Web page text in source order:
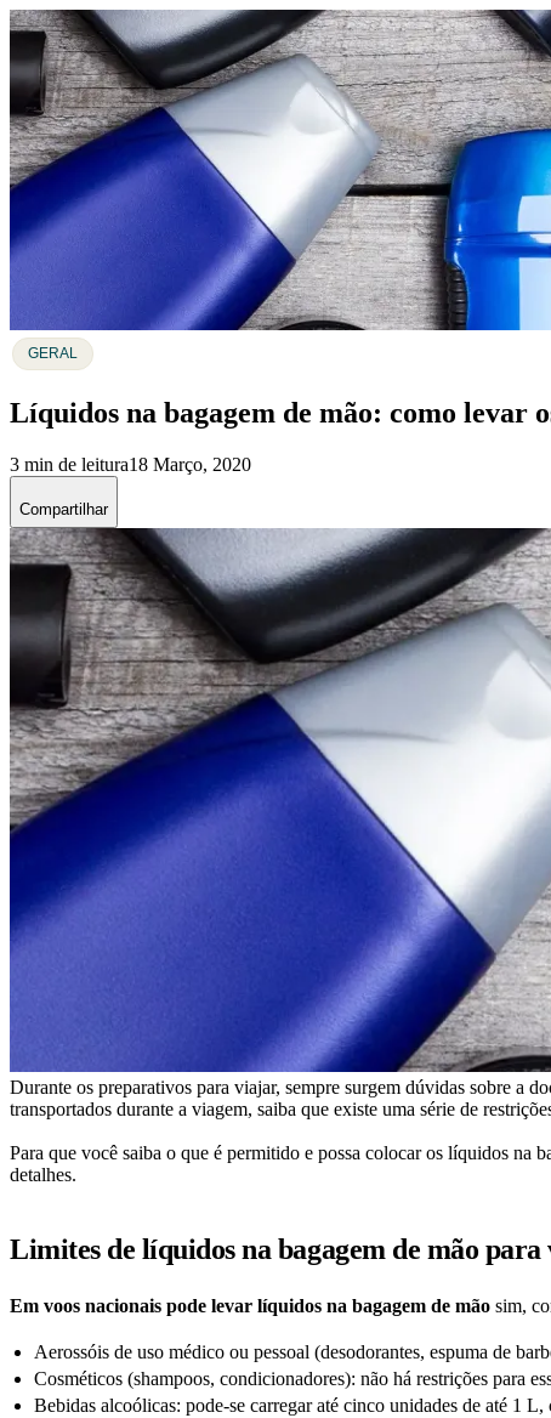
GERAL
Líquidos na bagagem de mão: como levar
3 min de leitura18 Março, 2020
Compartilhar
Durante os preparativos para viajar, sempre surgem dúvidas sobre a
transportados durante a viagem, saiba que existe uma série de
Para que você saiba o que é permitido e possa colocar os líquidos na
detalhes.
Limites de líquidos na bagagem de mão para
Em voos nacionais pode levar líquidos na bagagem de mão sim,
Aerossóis de uso médico ou pessoal (desodorantes, espuma de
Cosméticos (shampoos, condicionadores): não há restrições para
Bebidas alcoólicas: pode-se carregar até cinco unidades de até 1